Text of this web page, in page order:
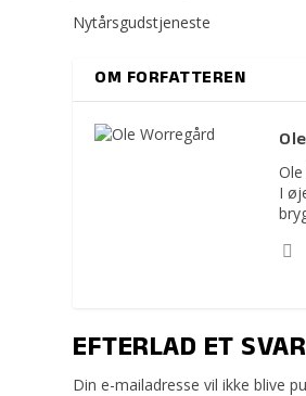
Nytårsgudstjeneste
OM FORFATTEREN
I
EFTERLAD ET SVAR
Din e-mailadresse vil ikke blive